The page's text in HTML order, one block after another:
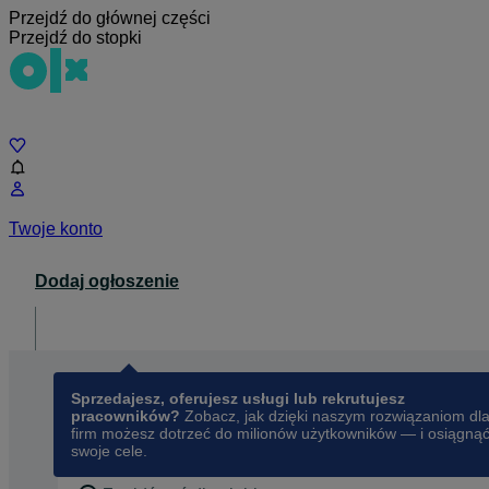
Przejdź do głównej części
Przejdź do stopki
Twoje konto
Dodaj ogłoszenie
Sprzedajesz, oferujesz usługi lub rekrutujesz
pracowników? Zobacz, jak dzięki naszym rozwiązaniom dla
firm możesz dotrzeć do milionów użytkowników — i osiągnąć
swoje cele.